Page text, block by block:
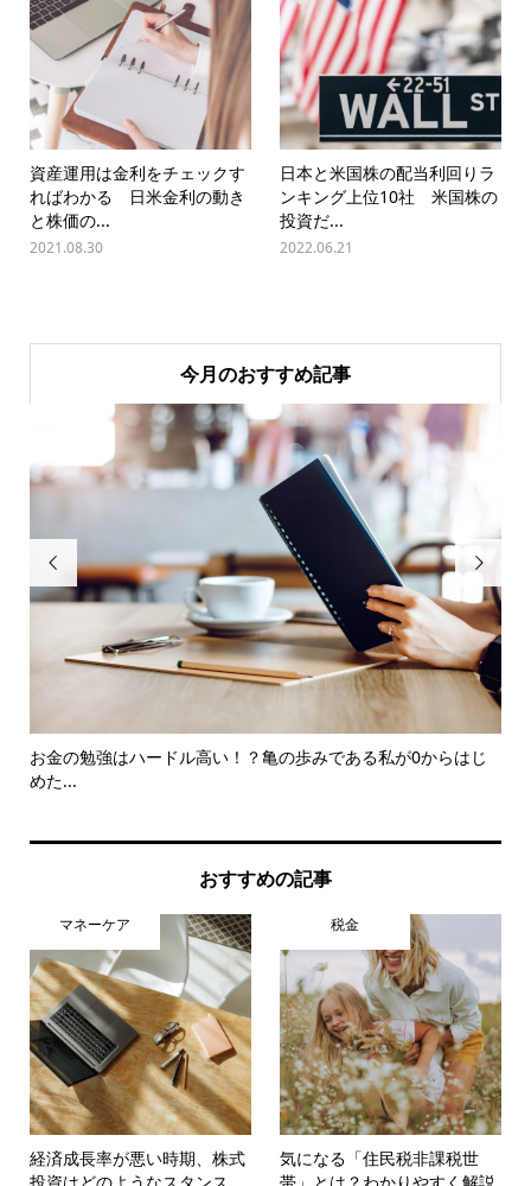
資産運用は金利をチェックす
ればわかる 日米金利の動き
と株価の...
2021.08.30
日本と米国株の配当利回りラ
ンキング上位10社 米国株の
投資だ...
2022.06.21
今月のおすすめ記事

お金の勉強はハードル高い！？亀の歩みである私が0からはじ
めた...

おすすめの記事
マネーケア
経済成長率が悪い時期、株式
税金
気になる「住民税非課税世